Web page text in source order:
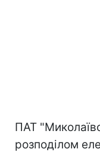
ПАТ
розподілом